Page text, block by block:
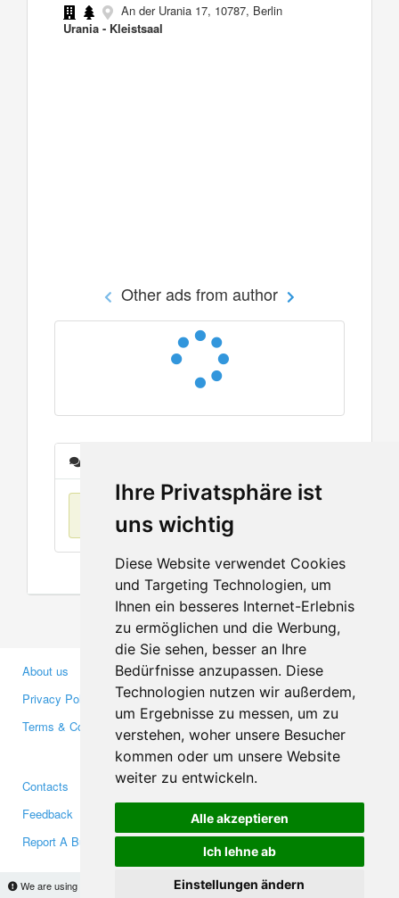
Ihre Privatsphäre ist
uns wichtig
Diese Website verwendet Cookies
und Targeting Technologien, um
Ihnen ein besseres Internet-Erlebnis
zu ermöglichen und die Werbung,
die Sie sehen, besser an Ihre
Bedürfnisse anzupassen. Diese
Technologien nutzen wir außerdem,
um Ergebnisse zu messen, um zu
verstehen, woher unsere Besucher
kommen oder um unsere Website
weiter zu entwickeln.
Alle akzeptieren
Ich lehne ab
Einstellungen ändern
We are using cookies to provide statistics that help us give you the best experience of
An der Urania 17, 10787, Berlin
Urania - Kleistsaal
Other ads from author
No items found
About us
Privacy Policy
Terms & Conditions
Business Partners
Investors
Media
Contacts
Feedback
Report A Bug
Facebook
Twitter
YouTube
Google+